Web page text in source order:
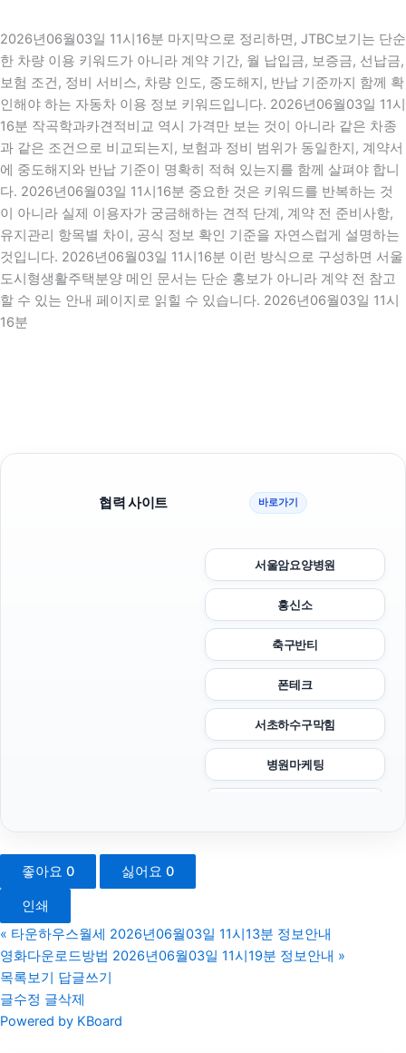
2026년06월03일 11시16분 마지막으로 정리하면, JTBC보기는 단순
한 차량 이용 키워드가 아니라 계약 기간, 월 납입금, 보증금, 선납금,
보험 조건, 정비 서비스, 차량 인도, 중도해지, 반납 기준까지 함께 확
인해야 하는 자동차 이용 정보 키워드입니다. 2026년06월03일 11시
16분 작곡학과카견적비교 역시 가격만 보는 것이 아니라 같은 차종
과 같은 조건으로 비교되는지, 보험과 정비 범위가 동일한지, 계약서
에 중도해지와 반납 기준이 명확히 적혀 있는지를 함께 살펴야 합니
다. 2026년06월03일 11시16분 중요한 것은 키워드를 반복하는 것
이 아니라 실제 이용자가 궁금해하는 견적 단계, 계약 전 준비사항,
유지관리 항목별 차이, 공식 정보 확인 기준을 자연스럽게 설명하는
것입니다. 2026년06월03일 11시16분 이런 방식으로 구성하면 서울
도시형생활주택분양 메인 문서는 단순 홍보가 아니라 계약 전 참고
할 수 있는 안내 페이지로 읽힐 수 있습니다. 2026년06월03일 11시
16분
협력 사이트 바로가기
서울암요양병원
흥신소
축구반티
폰테크
서초하수구막힘
병원마케팅
이혼변호사
좋아요 0 싫어요 0
인쇄
« 타운하우스월세 2026년06월03일 11시13분 정보안내
영화다운로드방법 2026년06월03일 11시19분 정보안내 »
목록보기 답글쓰기
글수정 글삭제
Powered by KBoard